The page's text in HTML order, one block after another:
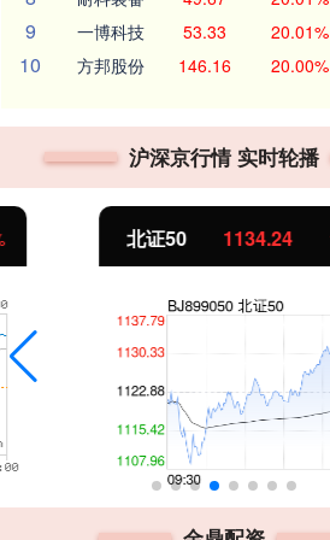
9 一博科技 53.33 20.01%
10 方邦股份 146.16 20.00%
沪深京行情 实时轮播
1134.24 11.37